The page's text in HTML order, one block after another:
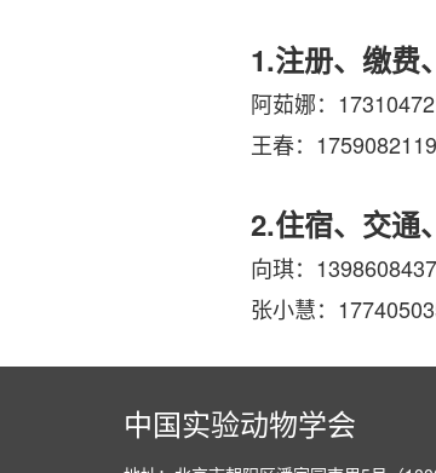
1.注册、缴费
阿茹娜：
王春：
2.住宿、交通
向琪：
张小慧：
中国实验动物学会